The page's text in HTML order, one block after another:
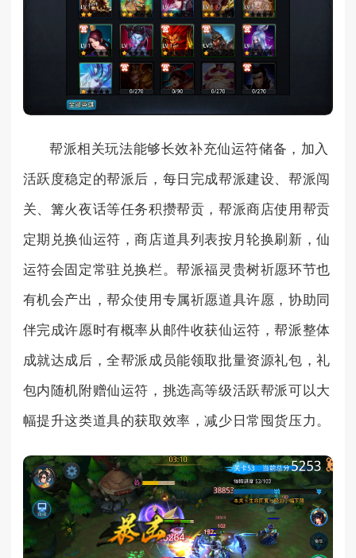
帮派相关玩法能够长效补充仙运符储备，加入
活跃度稳定的帮派后，每日完成帮派建设、帮派闯
关、篝火夜话等任务积攒帮贡，帮派商店使用帮贡
定期兑换仙运符，商店道具列表按月轮换刷新，仙
运符会固定常驻兑换栏。帮派福灵贵树祈愿环节也
有机会产出，帮众使用专属祈愿道具许愿，协助同
伴完成许愿时有概率从邮件收获仙运符，帮派整体
成就达成后，全帮派成员能领取批量资源礼包，礼
包内随机附赠仙运符，挑选高等级活跃帮派可以大
幅提升这类道具的获取效率，减少日常囤货压力。